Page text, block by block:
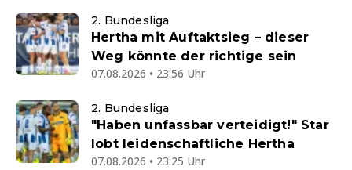
2. Bundesliga
Hertha mit Auftaktsieg – dieser
Weg könnte der richtige sein
07.08.2026 • 23:56 Uhr
2. Bundesliga
"Haben unfassbar verteidigt!" Star
lobt leidenschaftliche Hertha
07.08.2026 • 23:25 Uhr